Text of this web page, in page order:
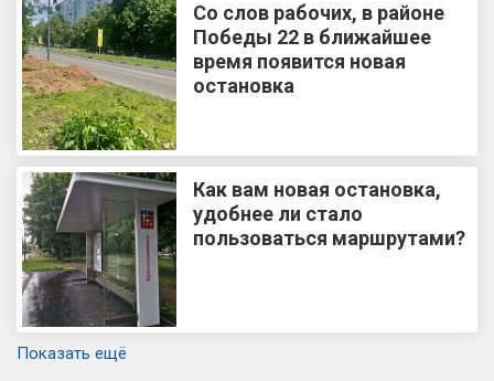
Со слов рабочих, в районе
Победы 22 в ближайшее
время появится новая
остановка
Как вам новая остановка,
удобнее ли стало
пользоваться маршрутами?
Показать ещё